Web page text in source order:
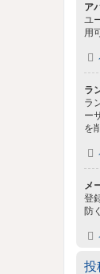
ア
ユ
用
ラ
ラ
ー
を
メ
登
防
投